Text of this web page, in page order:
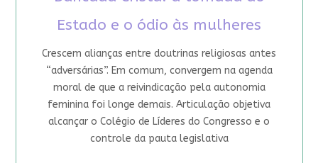
Estado e o ódio às mulheres
Crescem alianças entre doutrinas religiosas antes
“adversárias”. Em comum, convergem na agenda
moral de que a reivindicação pela autonomia
feminina foi longe demais. Articulação objetiva
alcançar o Colégio de Líderes do Congresso e o
controle da pauta legislativa